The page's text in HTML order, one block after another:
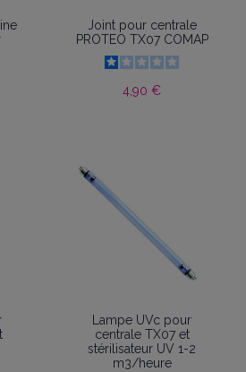
Joint pour centrale
PROTEO TX07 COMAP
4,90 €
Lampe UVc pour
centrale TX07 et
stérilisateur UV 1-2
m3/heure